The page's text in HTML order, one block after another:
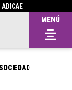
MENÚ